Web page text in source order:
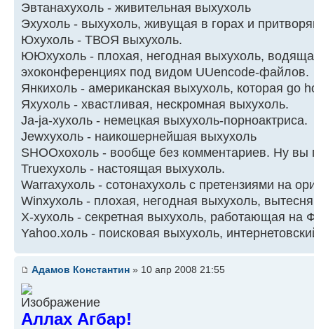
Эвтанахухоль - живительная выхухоль
Эхухоль - выхухоль, живущая в горах и
Юхухоль - ТВОЯ выхухоль.
ЮЮхухоль - плохая, негодная выхухоль,
эхоконференциях под видом UUencode-файлов.
Янкихоль - американская выхухоль, которая go
Яхухоль - хвастливая, нескромная выхухоль.
Ja-ja-хухоль - немецкая выхухоль-порноактриса.
Jewхухоль - наикошеpнейшая выхухоль
SHOOхохоль - вообще без комментариев. Hу вы
Trueхухоль - настоящая выхухоль.
Warraxyxoль - сотонахухоль с претензиями на
Winхухоль - плохая, негодная выхухоль,
X-хухоль - секpетная выхухоль, pаботающая на
Yahoo.холь - поисковая выхухоль,
Адамов Константин » 10 апр 2008 21:55
Аллах Агбар!